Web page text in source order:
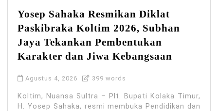
Yosep Sahaka Resmikan Diklat
Paskibraka Koltim 2026, Subhan
Jaya Tekankan Pembentukan
Karakter dan Jiwa Kebangsaan
Agustus 4, 2026 399 words
Koltim, Nuansa Sultra – Plt. Bupati Kolaka Timur,
H. Yosep Sahaka, resmi membuka Pendidikan dan